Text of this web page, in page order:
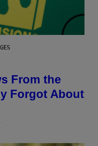
From the
Forgot About